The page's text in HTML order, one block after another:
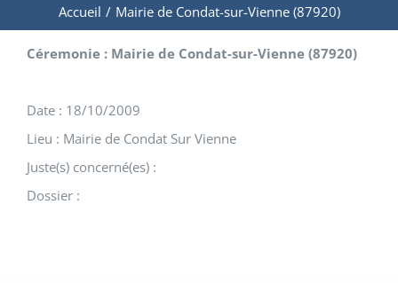
Accueil / Mairie de Condat-sur-Vienne (87920)
Céremonie : Mairie de Condat-sur-Vienne (87920)
Date : 18/10/2009
Lieu : Mairie de Condat Sur Vienne
Juste(s) concerné(es) :
Dossier :